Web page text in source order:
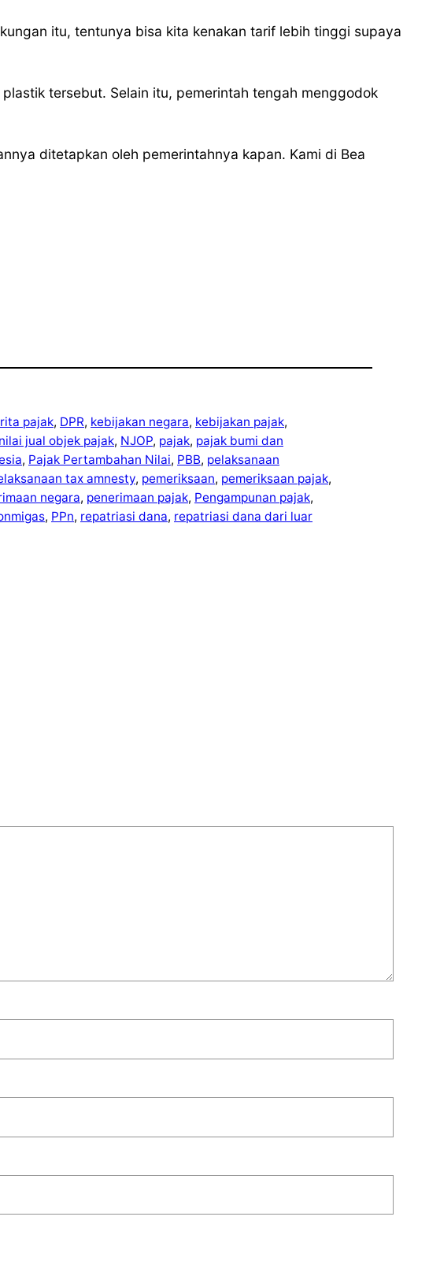
itu, tentunya bisa kita kenakan tarif lebih tinggi supaya
tersebut. Selain itu, pemerintah tengah menggodok
ditetapkan oleh pemerintahnya kapan. Kami di Bea
pajak, DPR, kebijakan negara, kebijakan pajak
nilai jual objek pajak, NJOP, pajak, pajak bumi dan
, Pajak Pertambahan Nilai, PBB, pelaksanaan
tax amnesty, pemeriksaan, pemeriksaan pajak
negara, penerimaan pajak, Pengampunan pajak
, PPn, repatriasi dana, repatriasi dana dari luar